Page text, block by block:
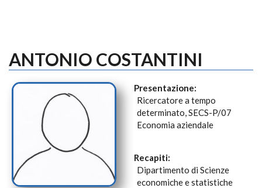
ANTONIO COSTANTINI
Presentazione:
Ricercatore a tempo
determinato, SECS-P/07
Economia aziendale
Recapiti:
Dipartimento di Scienze
economiche e statistiche